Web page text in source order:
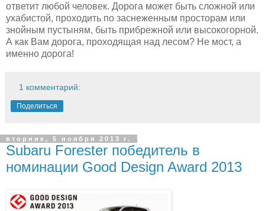
ответит любой человек. Дорога может быть сложной или
ухабистой, проходить по заснеженным просторам или
знойным пустыням, быть прибрежной или высокогорной.
А как Вам дорога, проходящая над лесом? Не мост, а
именно дорога!
1 комментарий:
Поделиться
вторник, 5 ноября 2013 г.
Subaru Forester победитель в
номинации Good Design Award 2013